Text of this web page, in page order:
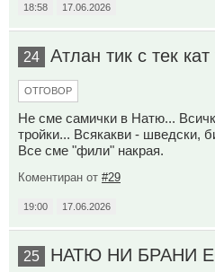
18:58 17.06.2026
24 Атлан тик с тек кат
ОТГОВОР
Не сме самички в Натю...
тройки... Всякакви - шведски,
Все сме "фили" накрая.
Коментиран от #29
19:00 17.06.2026
25 НАТЮ НИ БРАНИ